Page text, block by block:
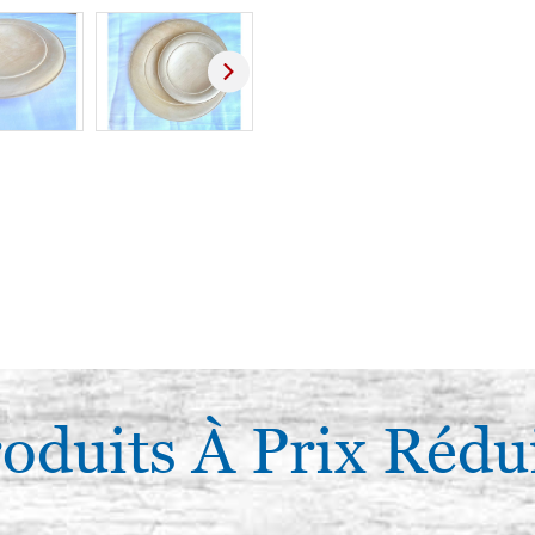
À Prix